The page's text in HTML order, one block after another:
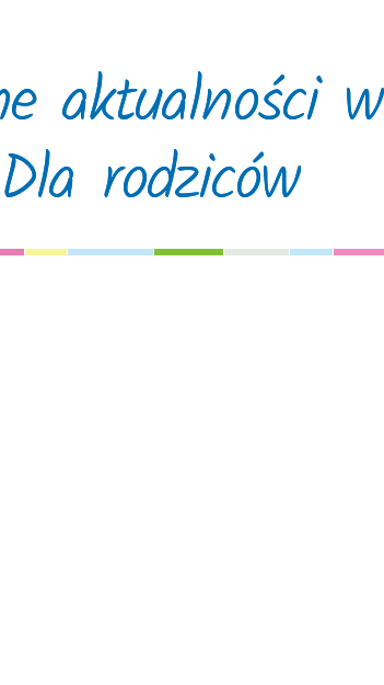
aktualności w
rodziców